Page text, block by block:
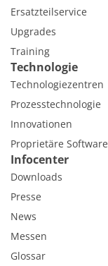
Ersatzteilservice
Upgrades
Training
Technologie
Technologiezentren
Prozesstechnologie
Innovationen
Proprietäre Software
Infocenter
Downloads
Presse
News
Messen
Glossar